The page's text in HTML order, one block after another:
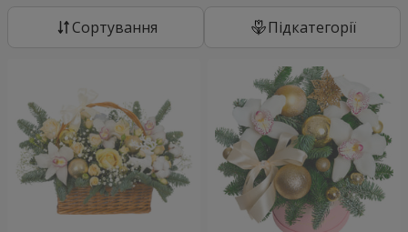
Сортування Підкатегорії